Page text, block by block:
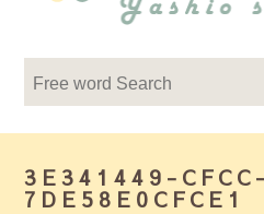
3E341449-
7DE58E0CFCE1